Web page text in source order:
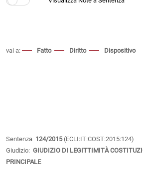
vai a: Fatto Diritto
Dispositivo
Sentenza 124/2015(ECLI:IT:COST:2015:124)
Giudizio: GIUDIZIO DI LEGITTIMITÀ
PRINCIPALE